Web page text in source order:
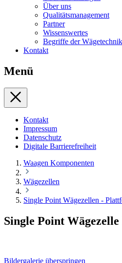
Über uns
Qualitätsmanagement
Partner
Wissenswertes
Begriffe der Wägetechnik
Kontakt
Menü
Kontakt
Impressum
Datenschutz
Digitale Barrierefreiheit
Waagen Komponenten
Wägezellen
Single Point Wägezellen -
Single Point
Bildergalerie überspringen